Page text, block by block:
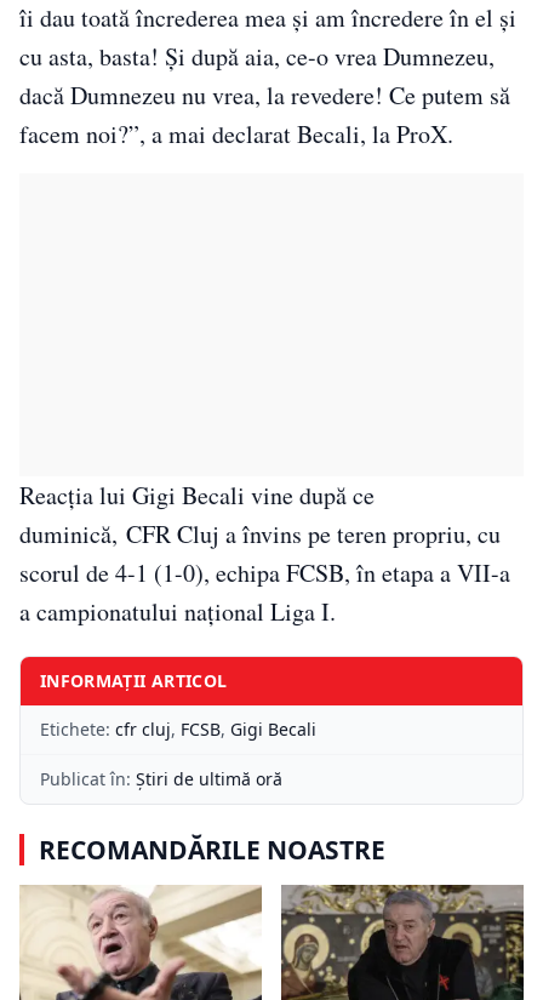
îi dau toată încrederea mea şi am încredere în el şi
cu asta, basta! Şi după aia, ce-o vrea Dumnezeu,
dacă Dumnezeu nu vrea, la revedere! Ce putem să
facem noi?”, a mai declarat Becali, la ProX.
Reacția lui Gigi Becali vine după ce
duminică, CFR Cluj a învins pe teren propriu, cu
scorul de 4-1 (1-0), echipa FCSB, în etapa a VII-a
a campionatului naţional Liga I.
INFORMAȚII ARTICOL
Etichete: cfr cluj, FCSB, Gigi Becali
Publicat în: Știri de ultimă oră
RECOMANDĂRILE NOASTRE